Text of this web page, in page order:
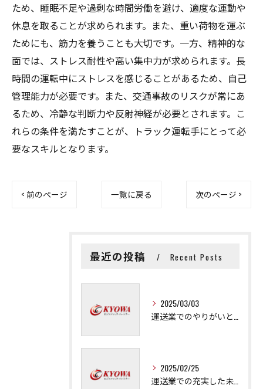
ため、睡眠不足や過剰な時間労働を避け、適度な運動や
休息を取ることが求められます。また、重い荷物を運ぶ
ためにも、筋力を養うことも大切です。一方、精神的な
面では、ストレス耐性や高い集中力が求められます。長
時間の運転中にストレスを感じることがあるため、自己
管理能力が必要です。また、交通事故のリスクが常にあ
るため、冷静な判断力や反射神経が必要とされます。こ
れらの条件を満たすことが、トラック運転手にとって必
要なスキルとなります。
< 前のページ 一覧に戻る 次のページ >
最近の投稿 Recent Posts
2025/03/03
2025/02/25